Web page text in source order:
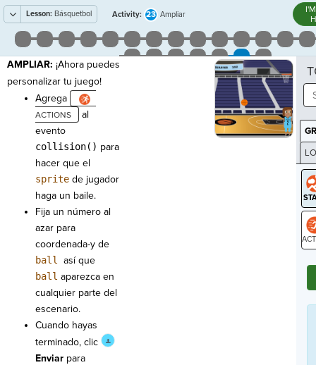
Lesson: Básquetbol Activity: 23 Ampliar
AMPLIAR: ¡Ahora puedes
personalizar tu juego!
Agrega
al
evento
collision() para
hacer que el
sprite de jugador
haga un baile.
Fija un número al
azar para
coordenada-y de
ball así que
ball aparezca en
cualquier parte del
escenario.
Cuando hayas
terminado, clic
Enviar para